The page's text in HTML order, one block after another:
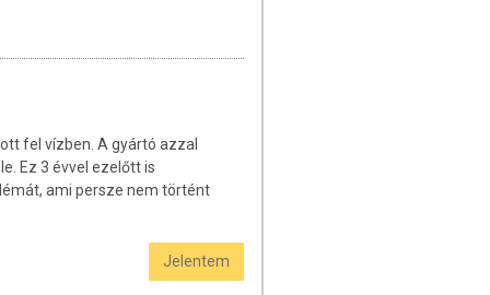
fel vízben. A gyártó azzal
Ez 3 évvel ezelőtt is
ami persze nem történt
Jelentem